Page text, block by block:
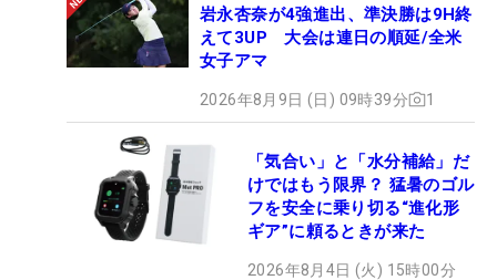
岩永杏奈が4強進出、準決勝は9H終
えて3UP 大会は連日の順延/全米
女子アマ
2026年8月9日 (日) 09時39分 1
「気合い」と「水分補給」だ
けではもう限界？ 猛暑のゴル
フを安全に乗り切る“進化形
ギア”に頼るときが来た
2026年8月4日 (火) 15時00分